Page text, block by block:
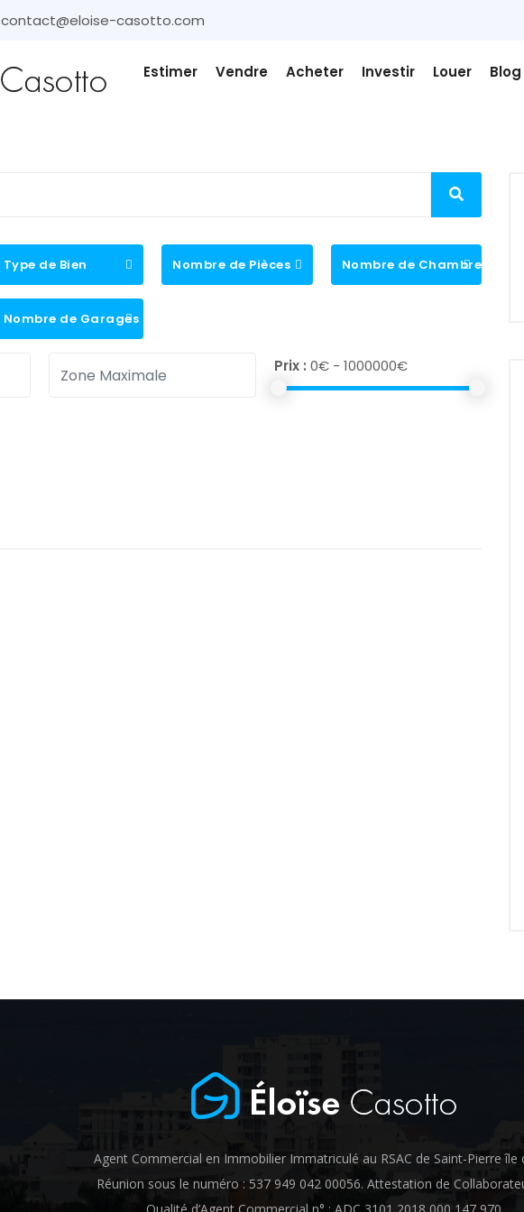
contact@eloise-casotto.com
Estimer Vendre Acheter Investir Louer Blog
Type de Bien Nombre de Pièces Nombre de Chambres
Nombre de Garages
Prix : 0€ - 1000000€
Agent Commercial en Immobilier Immatriculé au RSAC de Saint-Pierre île
Réunion sous le numéro : 537 949 042 00056. Attestation de